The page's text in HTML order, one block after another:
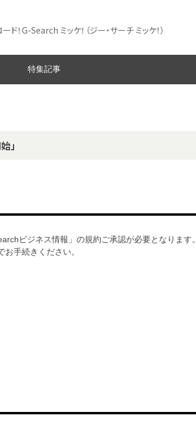
ド！G-Search ミッケ！ （ジー・サーチ ミッケ！）
特集記事
」
ビジネス情報」の規約ご承認が必要となります。
手続きください。